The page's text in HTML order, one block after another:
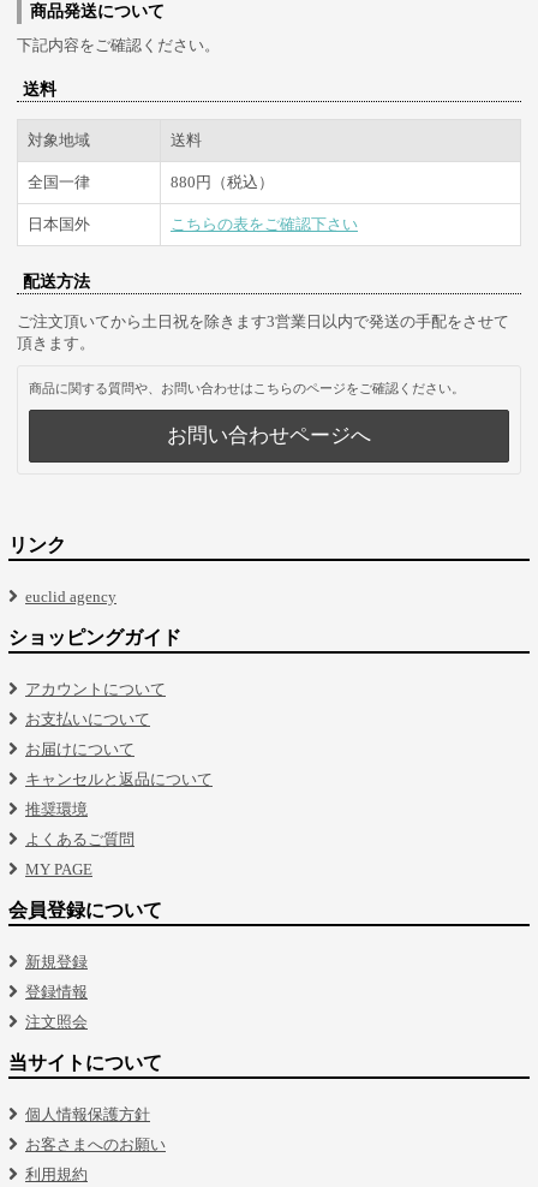
商品発送について
下記内容をご確認ください。
送料
対象地域 送料
全国一律 880円（税込）
日本国外 こちらの表をご確認下さい
配送方法
ご注文頂いてから土日祝を除きます3営業日以内で発送の手配をさせて
頂きます。
商品に関する質問や、お問い合わせはこちらのページをご確認ください。
お問い合わせページへ
リンク
euclid agency
ショッピングガイド
アカウントについて
お支払いについて
お届けについて
キャンセルと返品について
推奨環境
よくあるご質問
MY PAGE
会員登録について
新規登録
登録情報
注文照会
当サイトについて
個人情報保護方針
お客さまへのお願い
利用規約